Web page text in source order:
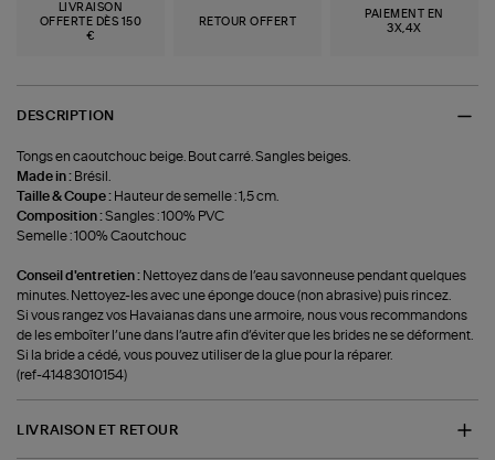
LIVRAISON
OFFERTE DÈS 150
€
RETOUR OFFERT
PAIEMENT EN
3X,4X
DESCRIPTION
Tongs en caoutchouc beige. Bout carré. Sangles beiges.
Made in : Brésil.
Taille & Coupe : Hauteur de semelle : 1,5 cm.
Composition :‍Sangles : 100% PVC
Semelle : 100% Caoutchouc
Conseil d'entretien : Nettoyez dans de l’eau savonneuse pendant quelques
minutes. Nettoyez-les avec une éponge douce (non abrasive) puis rincez.
Si vous rangez vos Havaianas dans une armoire, nous vous recommandons
de les emboîter l’une dans l’autre afin d’éviter que les brides ne se déforment.
Si la bride a cédé, vous pouvez utiliser de la glue pour la réparer.
(ref-41483010154)
LIVRAISON ET RETOUR